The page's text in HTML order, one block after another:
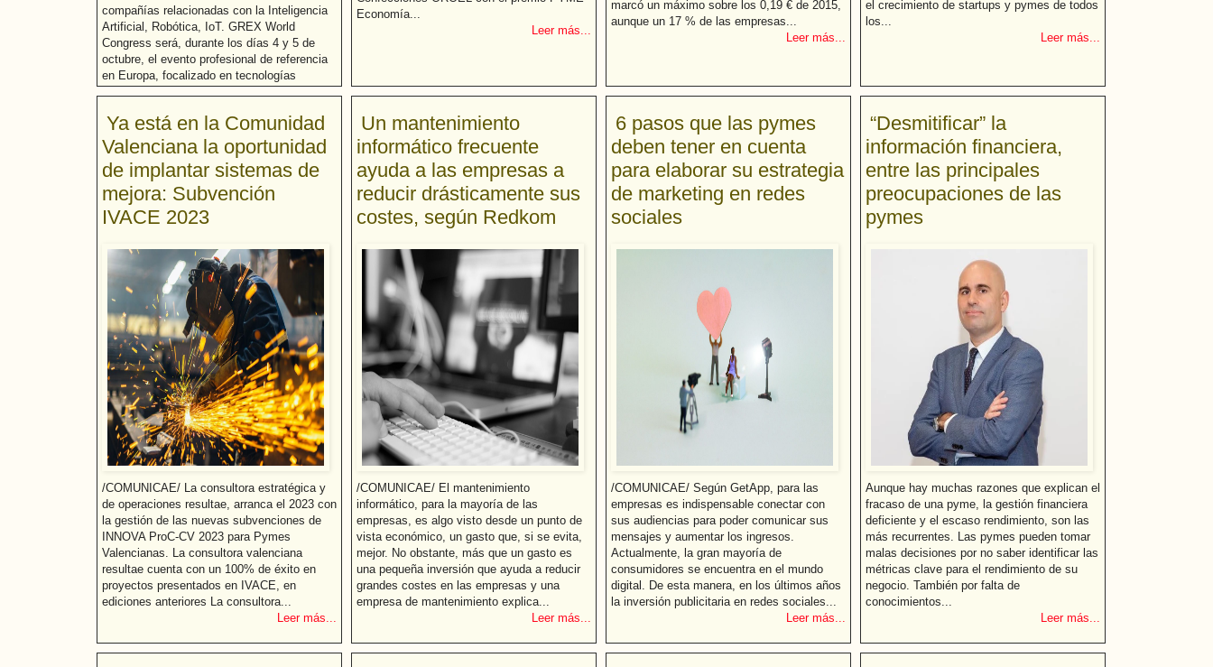
compañías relacionadas con la Inteligencia
Artificial, Robótica, IoT. GREX World
Congress será, durante los días 4 y 5 de
octubre, el evento profesional de referencia
en Europa, focalizado en tecnologías
Economía...
Leer más...
marcó un máximo sobre los 0,19 € de 2015,
aunque un 17 % de las empresas...
Leer más...
el crecimiento de startups y pymes de todos
los...
Leer más...
Ya está en la Comunidad
Valenciana la oportunidad
de implantar sistemas de
mejora: Subvención
IVACE 2023
/COMUNICAE/ La consultora estratégica y
de operaciones resultae, arranca el 2023 con
la gestión de las nuevas subvenciones de
INNOVA ProC-CV 2023 para Pymes
Valencianas. La consultora valenciana
resultae cuenta con un 100% de éxito en
proyectos presentados en IVACE, en
ediciones anteriores La consultora...
Leer más...
Un mantenimiento
informático frecuente
ayuda a las empresas a
reducir drásticamente sus
costes, según Redkom
/COMUNICAE/ El mantenimiento
informático, para la mayoría de las
empresas, es algo visto desde un punto de
vista económico, un gasto que, si se evita,
mejor. No obstante, más que un gasto es
una pequeña inversión que ayuda a reducir
grandes costes en las empresas y una
empresa de mantenimiento explica...
Leer más...
6 pasos que las pymes
deben tener en cuenta
para elaborar su estrategia
de marketing en redes
sociales
/COMUNICAE/ Según GetApp, para las
empresas es indispensable conectar con
sus audiencias para poder comunicar sus
mensajes y aumentar los ingresos.
Actualmente, la gran mayoría de
consumidores se encuentra en el mundo
digital. De esta manera, en los últimos años
la inversión publicitaria en redes sociales...
Leer más...
“Desmitificar” la
información financiera,
entre las principales
preocupaciones de las
pymes
Aunque hay muchas razones que explican el
fracaso de una pyme, la gestión financiera
deficiente y el escaso rendimiento, son las
más recurrentes. Las pymes pueden tomar
malas decisiones por no saber identificar las
métricas clave para el rendimiento de su
negocio. También por falta de
conocimientos...
Leer más...